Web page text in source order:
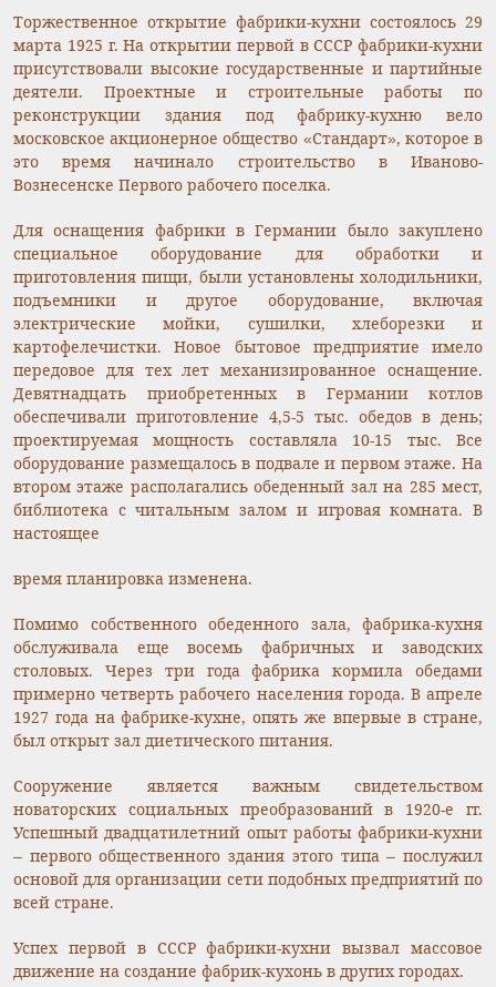
Торжественное открытие фабрики-кухни состоялось 29
марта 1925 г. На открытии первой в СССР фабрики-кухни
присутствовали высокие государственные и партийные
деятели. Проектные и строительные работы по
реконструкции здания под фабрику-кухню вело
московское акционерное общество «Стандарт», которое в
это время начинало строительство в Иваново-
Вознесенске Первого рабочего поселка.
Для оснащения фабрики в Германии было закуплено
специальное оборудование для обработки и
приготовления пищи, были установлены холодильники,
подъемники и другое оборудование, включая
электрические мойки, сушилки, хлеборезки и
картофелечистки. Новое бытовое предприятие имело
передовое для тех лет механизированное оснащение.
Девятнадцать приобретенных в Германии котлов
обеспечивали приготовление 4,5-5 тыс. обедов в день;
проектируемая мощность составляла 10-15 тыс. Все
оборудование размещалось в подвале и первом этаже. На
втором этаже располагались обеденный зал на 285 мест,
библиотека с читальным залом и игровая комната. В
настоящее
время планировка изменена.
Помимо собственного обеденного зала, фабрика-кухня
обслуживала еще восемь фабричных и заводских
столовых. Через три года фабрика кормила обедами
примерно четверть рабочего населения города. В апреле
1927 года на фабрике-кухне, опять же впервые в стране,
был открыт зал диетического питания.
Сооружение является важным свидетельством
новаторских социальных преобразований в 1920-е гг.
Успешный двадцатилетний опыт работы фабрики-кухни
– первого общественного здания этого типа – послужил
основой для организации сети подобных предприятий по
всей стране.
Успех первой в СССР фабрики-кухни вызвал массовое
движение на создание фабрик-кухонь в других городах.